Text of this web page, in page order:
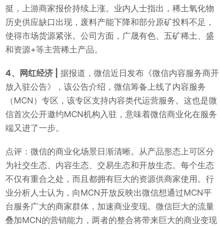
挺，上游商家报价持续上涨。业内人士指出，稀土氧化物
历史供应缺口出现，废料产能下降和部分原矿投料不足，
使得市场货源紧张。公司方面，广晟有色、五矿稀土、盛
和资源+等主营稀土产品。
4、网红经济 |
据报道，微信近日发布《微信内容服务商开
放入驻公告》，该公告介绍，微信筹备上线了内容服务
（MCN）专区，该专区支持内容类代运营服务。这也是微
信首次公开邀约MCN机构入驻，意味着微信商业化在服务
端又进了一步。
点评：微信的商业化场景日渐清晰。从产品形态上可区分
为社交生态、内容生态、交易生态和开放生态。每个生态
不仅有重合之处，而且都拥有巨大的资源供商家使用。行
业分析人士认为，向MCN开放反映出微信想通过MCN平
台服务广大的商家群体，加速商业变现。微信巨大的流量
叠加MCN的营销能力，两者的整合将带来巨大的商业变现